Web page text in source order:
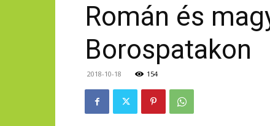
Román és
Borospatakon
2018-10-18 154